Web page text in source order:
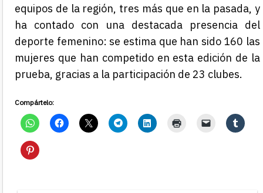
equipos de la región, tres más que en la pasada, y
ha contado con una destacada presencia del
deporte femenino: se estima que han sido 160 las
mujeres que han competido en esta edición de la
prueba, gracias a la participación de 23 clubes.
Compártelo: